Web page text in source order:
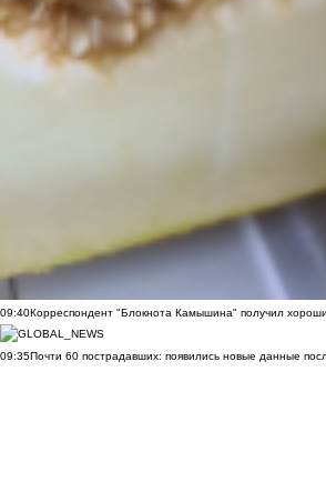
09:40Корреспондент "Блокнота Камышина" получил
09:35Почти 60 пострадавших: появились новые данные